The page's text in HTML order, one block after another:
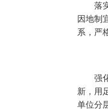
落实“
因地制
系，严
强化
新，用
单位分